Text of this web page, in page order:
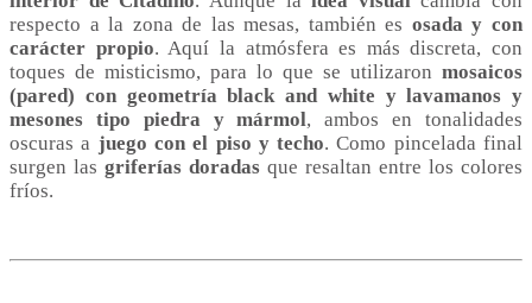
respecto a la zona de las mesas, también es osada y con
carácter propio. Aquí la atmósfera es más discreta, con
toques de misticismo, para lo que se utilizaron mosaicos
(pared) con geometría black and white y lavamanos y
mesones tipo piedra y mármol, ambos en tonalidades
oscuras a juego con el piso y techo. Como pincelada final
surgen las griferías doradas que resaltan entre los colores
fríos.